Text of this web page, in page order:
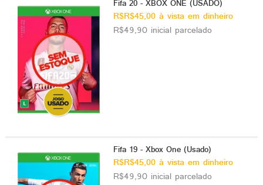
Fifa 20 - XBOX ONE (USADO)
R$R$45,00 à vista em dinheiro
R$49,90 inicial parcelado
Fifa 19 - Xbox One (Usado)
R$R$45,00 à vista em dinheiro
R$49,90 inicial parcelado